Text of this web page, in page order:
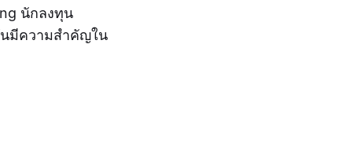
นักลงทุน
นมีความสำคัญใน